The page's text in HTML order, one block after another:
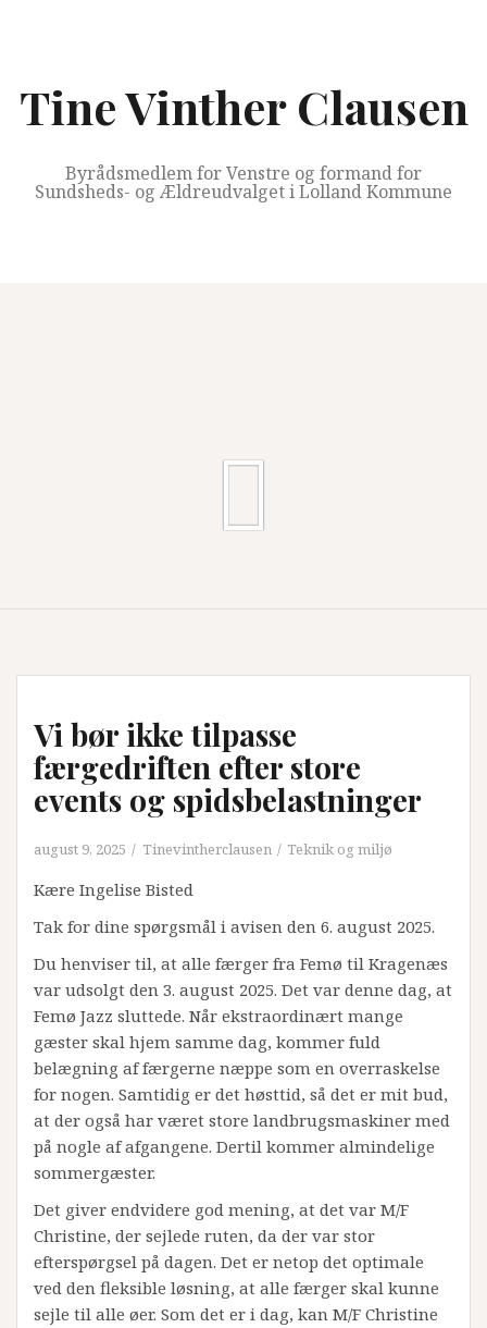
Tine Vinther Clausen
Byrådsmedlem for Venstre og formand for
Sundsheds- og Ældreudvalget i Lolland Kommune
Vi bør ikke tilpasse
færgedriften efter store
events og spidsbelastninger
august 9, 2025 Tinevintherclausen Teknik og miljø
Kære Ingelise Bisted
Tak for dine spørgsmål i avisen den 6. august 2025.
Du henviser til, at alle færger fra Femø til Kragenæs
var udsolgt den 3. august 2025. Det var denne dag, at
Femø Jazz sluttede. Når ekstraordinært mange
gæster skal hjem samme dag, kommer fuld
belægning af færgerne næppe som en overraskelse
for nogen. Samtidig er det høsttid, så det er mit bud,
at der også har været store landbrugsmaskiner med
på nogle af afgangene. Dertil kommer almindelige
sommergæster.
Det giver endvidere god mening, at det var M/F
Christine, der sejlede ruten, da der var stor
efterspørgsel på dagen. Det er netop det optimale
ved den fleksible løsning, at alle færger skal kunne
sejle til alle øer. Som det er i dag, kan M/F Christine